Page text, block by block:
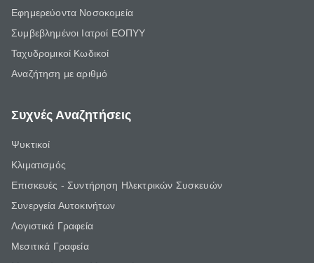
Εφημερεύοντα Νοσοκομεία
Συμβεβλημένοι Ιατροί ΕΟΠΥΥ
Ταχυδρομικοί Κωδικοί
Αναζήτηση με αριθμό
Συχνές Αναζητήσεις
Ψυκτικοί
Κλιματισμός
Επισκευές - Συντήρηση Ηλεκτρικών Συσκευών
Συνεργεία Αυτοκινήτων
Λογιστικά Γραφεία
Μεσιτικά Γραφεία